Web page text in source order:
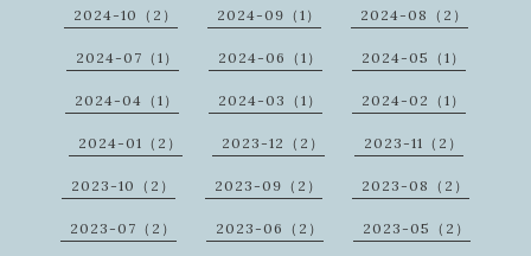
2024-10（2） 2024-09（1） 2024-08（2）
2024-07（1） 2024-06（1） 2024-05（1）
2024-04（1） 2024-03（1） 2024-02（1）
2024-01（2） 2023-12（2） 2023-11（2）
2023-10（2） 2023-09（2） 2023-08（2）
2023-07（2） 2023-06（2） 2023-05（2）